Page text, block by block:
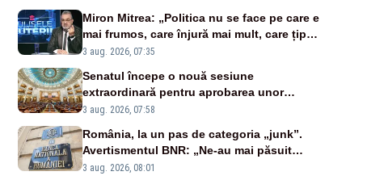
Miron Mitrea: „Politica nu se face pe care e
mai frumos, care înjură mai mult, care țipă
mai tare, ci pe proiecte”
3 aug. 2026, 07:35
Senatul începe o nouă sesiune
extraordinară pentru aprobarea unor
jaloane din PNRR
3 aug. 2026, 07:58
România, la un pas de categoria „junk”.
Avertismentul BNR: „Ne-au mai păsuit
pentru câteva luni”
3 aug. 2026, 08:01